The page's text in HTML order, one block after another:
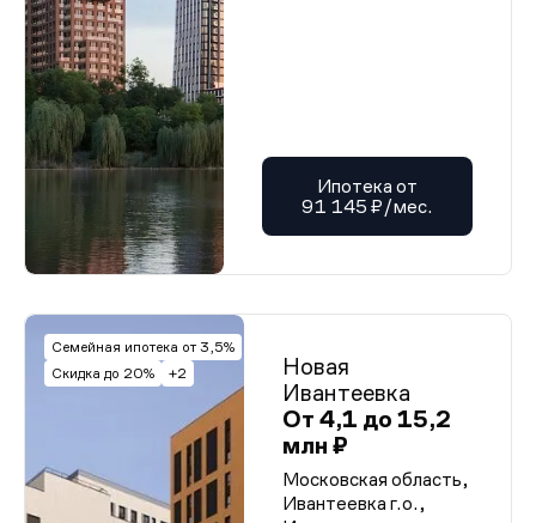
Ипотека от
91 145 ₽/мес.
Семейная ипотека от 3,5%
Скидка до 20%
+2
Новая
Ивантеевка
От 4,1 до 15,2
млн ₽
Московская область,
Ивантеевка г.о.,